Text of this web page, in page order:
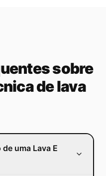
sobre
de lava
uma Lava E